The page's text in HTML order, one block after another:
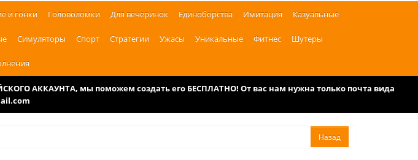
и гонки Головоломки Для вечеринок Единоборства Имитация Казуальные
Симуляторы Спорт Стратегии Ужасы Уникальные Фитнес Шутеры
АККАУНТА, мы поможем создать его БЕСПЛАТНО! От вас нам нужна только почта вида